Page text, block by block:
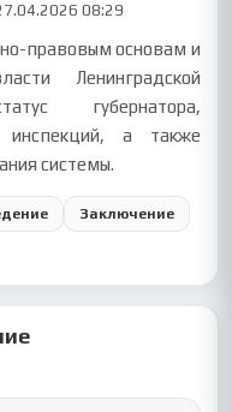
08:29
правовым основам и
Ленинградской
губернатора,
инспекций, а также
системы.
Заключение